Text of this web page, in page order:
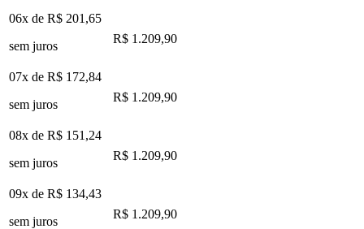
06x de R$ 201,65
sem juros
R$ 1.209,90
07x de R$ 172,84
sem juros
R$ 1.209,90
08x de R$ 151,24
sem juros
R$ 1.209,90
09x de R$ 134,43
sem juros
R$ 1.209,90